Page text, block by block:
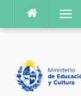
contenido
Menú